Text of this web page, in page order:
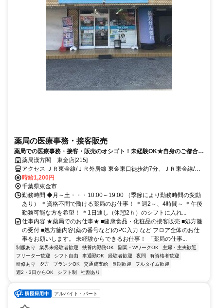
薬局の医療事務・接客販売
薬局での医療事務・接客・販売のオシゴト！未経験OK★自身のご都合に
合わせて働けます！
薬局漢方閣 東金店[215]
アクセス ＪＲ東金線/ＪＲ外房線 東金東口徒歩約7分、ＪＲ東金線/Ｊ
Ｒ外房線 福俵徒歩約38分、ＪＲ東金線/ＪＲ外房線 求名出入口1徒歩
約48分 JR東金線「東金駅」下車 徒歩10分
時給1,200円
千葉県東金市
勤務時間 ◆月～土・・・10:00～19:00 （季節により勤務時間の変動
あり） ＊資格不問で働ける薬局のお仕事！ ＊週2～、4時間～ ＊午後
勤務可能な方を希望！ ＊1日通し（休憩2ｈ）のシフトに入れ...
仕事内容 ★薬局でのお仕事★ ■健康食品・化粧品の接客販売 ■処方箋
の受付 ■処方箋内容(薬の番号など)のPC入力 など フロア全体のお仕
事をお願いします。 未経験からできるお仕事！ 「薬局の仕事...
制服あり 業界未経験者歓迎 扶養内勤務OK 副業・WワークOK
主婦・主夫歓迎
フリーター歓迎
シフト自由 車通勤OK 経験者歓迎 夜間
有資格者歓迎
研修あり
夕方 ブランクOK 交通費支給 長期歓迎
フルタイム歓迎
週2・3日からOK
シフト制 社割あり
アルバイト・パート